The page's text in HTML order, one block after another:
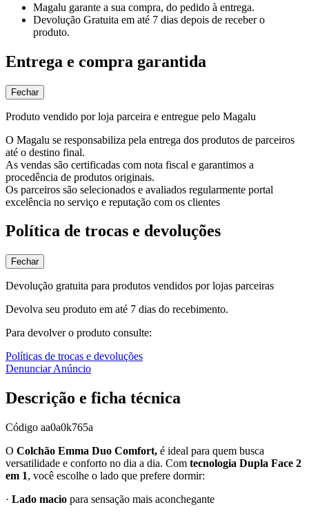
Magalu garante a sua compra, do pedido à entrega.
Devolução Gratuita em até 7 dias depois de receber o
produto.
Entrega e compra garantida
Fechar
Produto vendido por loja parceira e entregue pelo Magalu
O Magalu se responsabiliza pela entrega dos produtos de parceiros
até o destino final.
As vendas são certificadas com nota fiscal e garantimos a
procedência de produtos originais.
Os parceiros são selecionados e avaliados regularmente portal
excelência no serviço e reputação com os clientes
Política de trocas e devoluções
Fechar
Devolução gratuita para produtos vendidos por lojas parceiras
Devolva seu produto em até 7 dias do recebimento.
Para devolver o produto consulte:
Políticas de trocas e devoluções
Denunciar Anúncio
Descrição e ficha técnica
Código aa0a0k765a
O Colchão Emma Duo Comfort, é ideal para quem busca
versatilidade e conforto no dia a dia. Com tecnologia Dupla Face 2
em 1, você escolhe o lado que prefere dormir:
· Lado macio para sensação mais aconchegante